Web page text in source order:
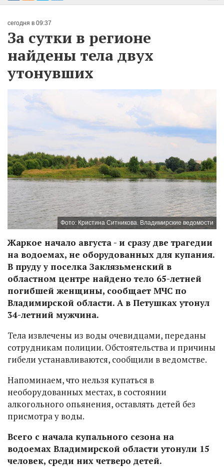
сегодня в 09:37
За сутки в регионе
найдены тела двух
утонувших
Фото: Кристина Ситникова. Владимирские ведомости
Жаркое начало августа - и сразу две трагедии
на водоемах, не оборудованных для купания.
В пруду у поселка Заклязьменский в
областном центре найдено тело 65-летней
погибшей женщины, сообщает МЧС по
Владимирской области. А в Петушках утонул
34-летний мужчина.
Тела извлечены из воды очевидцами, переданы
сотрудникам полиции. Обстоятельства и причины
гибели устанавливаются, сообщили в ведомстве.
Напоминаем, что нельзя купаться в
необорудованных местах, в состоянии
алкогольного опьянения, оставлять детей без
присмотра у воды.
Всего с начала купального сезона на
водоемах Владимирской области утонули 15
человек, среди них четверо детей.